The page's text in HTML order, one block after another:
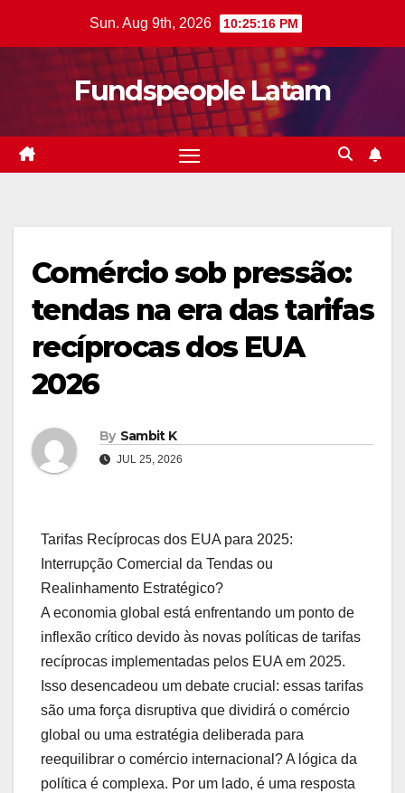
Sun. Aug 9th, 2026 10:25:17 PM
Fundspeople Latam
Comércio sob pressão:
tendas na era das tarifas
recíprocas dos EUA
2026
By Sambit K
JUL 25, 2026
Tarifas Recíprocas dos EUA para 2025:
Interrupção Comercial da Tendas ou
Realinhamento Estratégico?
A economia global está enfrentando um ponto de
inflexão crítico devido às novas políticas de tarifas
recíprocas implementadas pelos EUA em 2025.
Isso desencadeou um debate crucial: essas tarifas
são uma força disruptiva que dividirá o comércio
global ou uma estratégia deliberada para
reequilibrar o comércio internacional? A lógica da
política é complexa. Por um lado, é uma resposta